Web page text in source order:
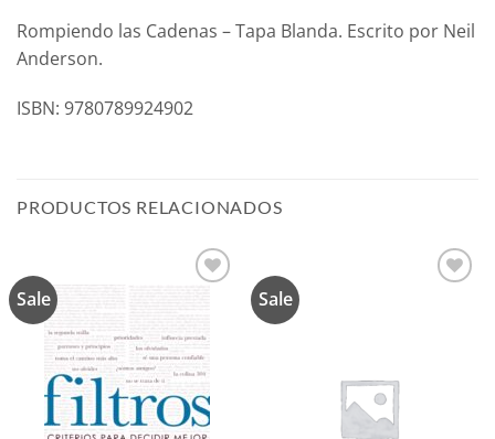
Rompiendo las Cadenas – Tapa Blanda. Escrito por Neil
Anderson.
ISBN: 9780789924902
PRODUCTOS RELACIONADOS
Sale
deseos
Sale